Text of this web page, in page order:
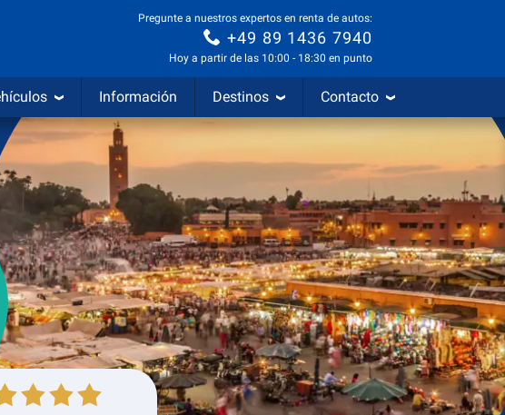
Pregunte a nuestros expertos en renta de autos:
+49 89 1436 7940
Hoy a partir de las 10:00 - 18:30 en punto
Información Destinos Contacto